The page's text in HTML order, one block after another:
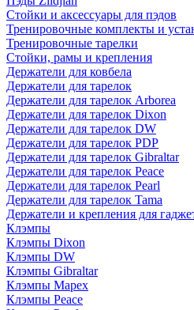
Стойки и аксессуары для пэдов
Тренировочные комплекты и
Тренировочные тарелки
Стойки, рамы и крепления
Держатели для ковбела
Держатели для тарелок
Держатели для тарелок Arborea
Держатели для тарелок Dixon
Держатели для тарелок DW
Держатели для тарелок PDP
Держатели для тарелок Gibraltar
Держатели для тарелок Peace
Держатели для тарелок Pearl
Держатели для тарелок Tama
Держатели и крепления для
Клэмпы
Клэмпы Dixon
Клэмпы DW
Клэмпы Gibraltar
Клэмпы Mapex
Клэмпы Peace